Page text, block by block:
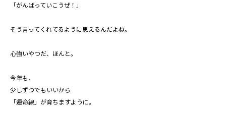
「がんばっていこうぜ！」
そう言ってくれてるように思えるんだよね。
心強いやつだ、ほんと。
今年も、
少しずつでもいいから
「運命線」が育ちますように。